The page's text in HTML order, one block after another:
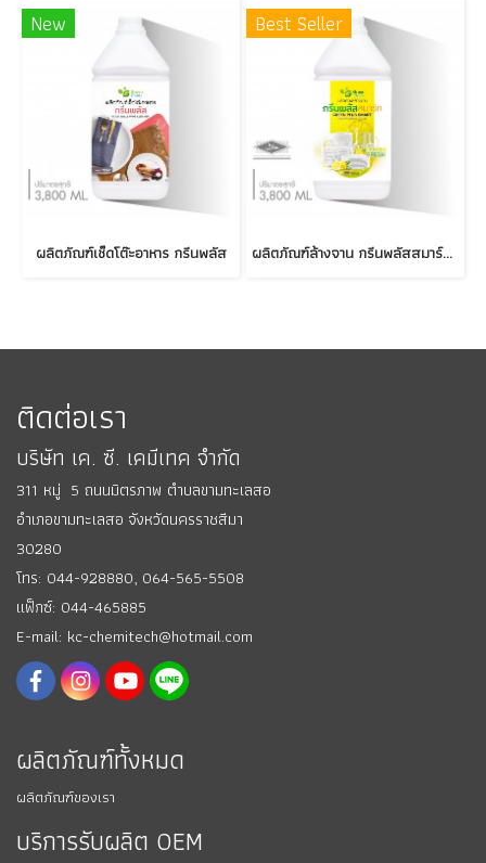
New
ผลิตภัณฑ์เช็ดโต๊ะอาหาร กรีนพลัส
Best Seller
ผลิตภัณฑ์ล้างจาน กรีนพลัสสมาร์ท เลม่อนเฟรช
ติดต่อเรา
บริษัท เค. ซี. เคมีเทค จำกัด
311 หมู่ 5 ถนนมิตรภาพ ตำบลขามทะเลสอ
อำเภอขามทะเลสอ จังหวัดนครราชสีมา
30280
โทร: 044-928880, 064-565-5508
แฟ็กซ์: 044-465885
E-mail: kc-chemitech@hotmail.com
ผลิตภัณฑ์ทั้งหมด
ผลิตภัณฑ์ของเรา
บริการรับผลิต OEM